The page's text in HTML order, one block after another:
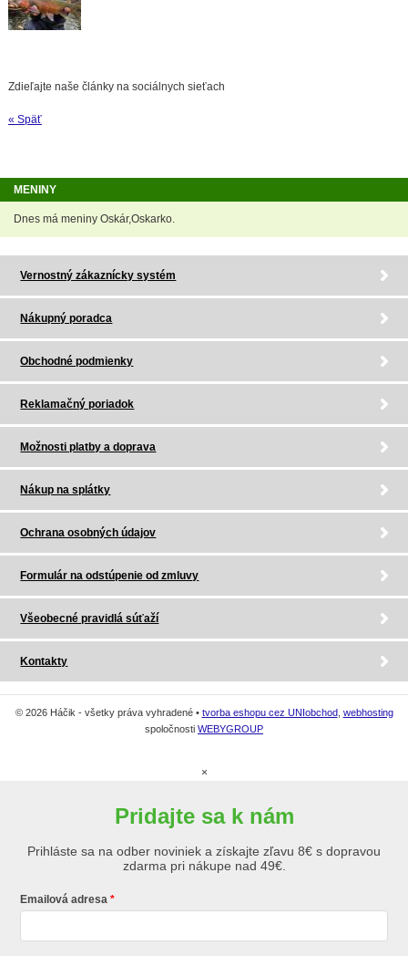
Zdieľajte naše články na sociálnych sieťach
« Späť
MENINY
Dnes má meniny Oskár,Oskarko.
Vernostný zákaznícky systém
Nákupný poradca
Obchodné podmienky
Reklamačný poriadok
Možnosti platby a doprava
Nákup na splátky
Ochrana osobných údajov
Formulár na odstúpenie od zmluvy
Všeobecné pravidlá súťaží
Kontakty
© 2026 Háčik - všetky práva vyhradené • tvorba eshopu cez UNIobchod, webhosting
spoločnosti WEBYGROUP
×
Pridajte sa k nám
Prihláste sa na odber noviniek a získajte zľavu 8€ s dopravou
zdarma pri nákupe nad 49€.
Emailová adresa